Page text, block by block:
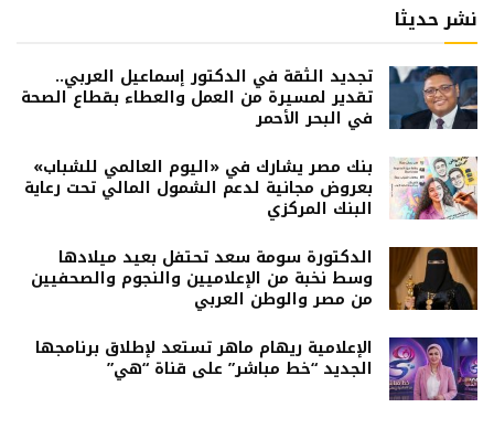
نشر حديثا
تجديد الثقة في الدكتور إسماعيل العربي..
تقدير لمسيرة من العمل والعطاء بقطاع الصحة
في البحر الأحمر
بنك مصر يشارك في «اليوم العالمي للشباب»
بعروض مجانية لدعم الشمول المالي تحت رعاية
البنك المركزي
الدكتورة سومة سعد تحتفل بعيد ميلادها
وسط نخبة من الإعلاميين والنجوم والصحفيين
من مصر والوطن العربي
الإعلامية ريهام ماهر تستعد لإطلاق برنامجها
الجديد “خط مباشر” على قناة “هي”